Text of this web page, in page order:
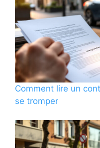
Comment lire un
se tromper